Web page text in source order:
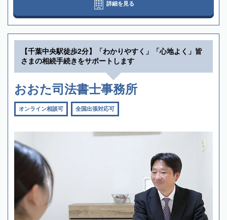
詳細を見る
【千葉中央駅徒歩2分】「わかりやすく」「心地よく」皆
さまの相続手続きをサポートします
おおた司法書士事務所
オンライン相談可 全国出張対応可